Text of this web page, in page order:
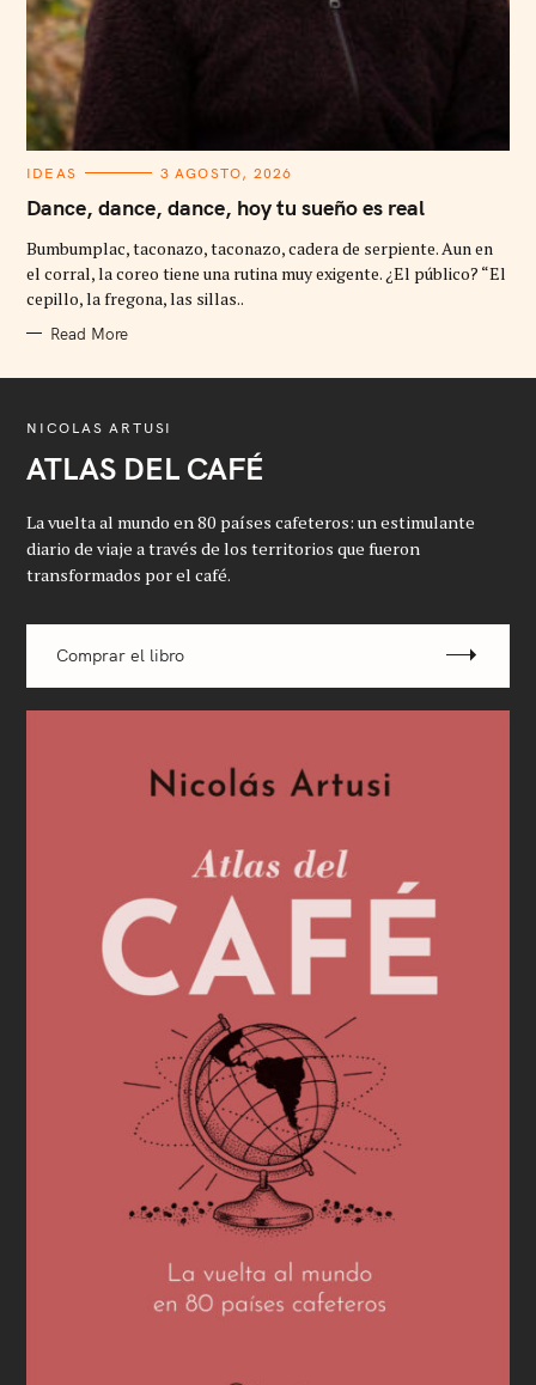
C
T
E
O
R
I
E
IDEAS 3 AGOSTO, 2026
Dance, dance, dance, hoy tu sueño es real
Bumbumplac, taconazo, taconazo, cadera de serpiente. Aun en
el corral, la coreo tiene una rutina muy exigente. ¿El público? “El
cepillo, la fregona, las sillas..
Read More
NICOLAS ARTUSI
ATLAS DEL CAFÉ
La vuelta al mundo en 80 países cafeteros: un estimulante
diario de viaje a través de los territorios que fueron
transformados por el café.
Comprar el libro